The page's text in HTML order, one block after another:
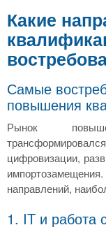
Какие
Самые
повышения
Рынок
цифровизации,
направлений,
1. IT и работа